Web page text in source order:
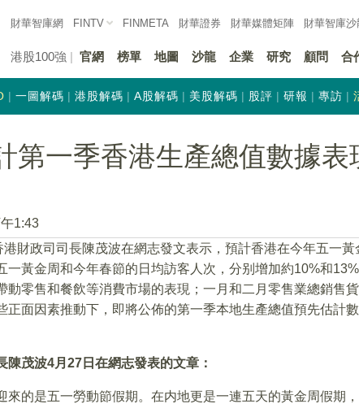
財華智庫網 FINTV FINMETA 財華證券 財華媒體矩陣 財華智庫沙
港股100強 官網 榜單 地圖 沙龍 企業 研究 顧問 合
一圖解碼 港股解碼 A股解碼 美股解碼 股評 研報 專訪
第一季香港生產總值數據表
1:43
港財政司司長陳茂波在網志發文表示，預計香港在今年五一
一黃金周和今年春節的日均訪客人次，分别增加約10%和
動零售和餐飲等消費市場的表現；一月和二月零售業總銷售
正面因素推動下，即將公佈的第一季本地生產總值預先估計
陳茂波4月27日在網志發表的文章：
來的是五一勞動節假期。在内地更是一連五天的黃金周假期